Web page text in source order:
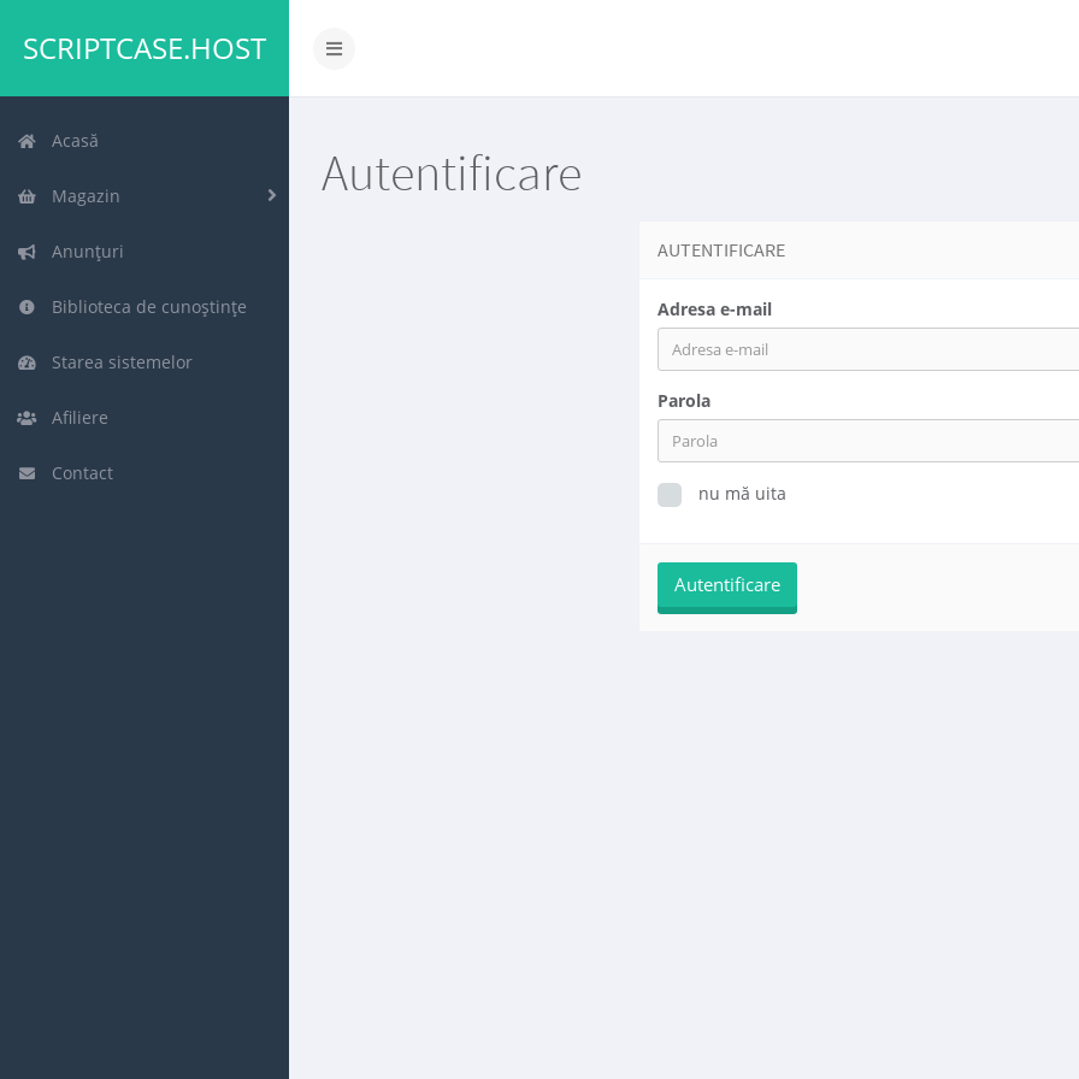
SCRIPTCASE.HOST
Navigare
Acasă
Magazin
Anunțuri
Biblioteca de cunoștințe
Starea sistemelor
Afiliere
Contact
Autentificare
AUTENTIFICARE
Adresa e-mail
Parola
nu mă uita